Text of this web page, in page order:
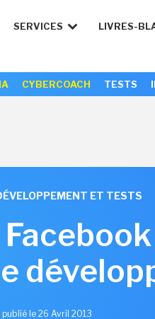
SERVICES LIVRES-
CYBERCOACH TESTS
ET TESTS
publié le 26 Avril 2013